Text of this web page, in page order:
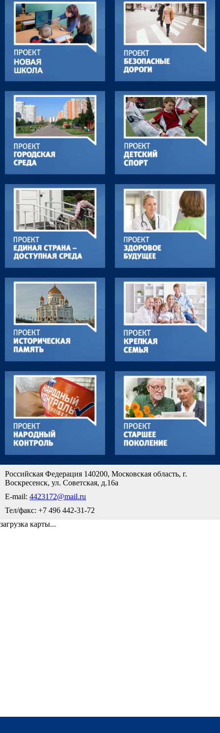
Российская Федерация 140200, Московская область, г.
Воскресенск, ул. Советская, д.16а
E-mail: 4423172@mail.ru
Тел/факс: +7 496 442-31-72
загрузка карты...